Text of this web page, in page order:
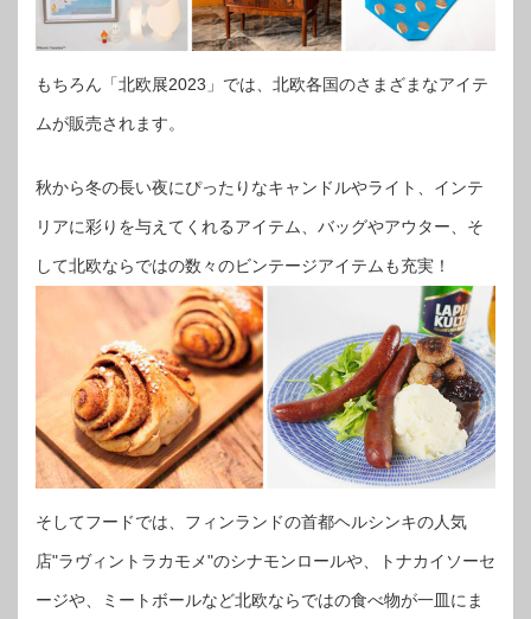
もちろん「北欧展2023」では、北欧各国のさまざまなアイテ
ムが販売されます。
秋から冬の長い夜にぴったりなキャンドルやライト、インテ
リアに彩りを与えてくれるアイテム、バッグやアウター、そ
して北欧ならではの数々のビンテージアイテムも充実！
そしてフードでは、フィンランドの首都ヘルシンキの人気
店"ラヴィントラカモメ"のシナモンロールや、トナカイソーセ
ージや、ミートボールなど北欧ならではの食べ物が一皿にま